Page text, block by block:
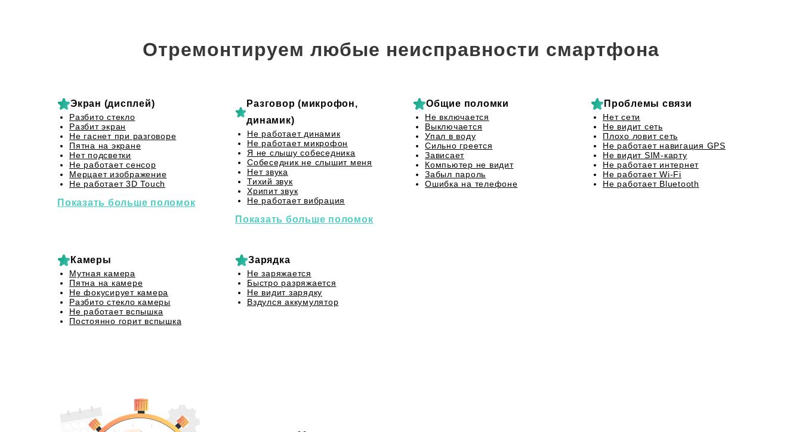
Отремонтируем любые неисправности смартфона
Экран (дисплей)
Разбито стекло
Разбит экран
Не гаснет при разговоре
Пятна на экране
Нет подсветки
Не работает сенсор
Мерцает изображение
Не работает 3D Touch
Показать больше поломок
Разговор (микрофон,
динамик)
Не работает динамик
Не работает микрофон
Я не слышу собеседника
Собеседник не слышит меня
Нет звука
Тихий звук
Хрипит звук
Не работает вибрация
Показать больше поломок
Общие поломки
Не включается
Выключается
Упал в воду
Сильно греется
Зависает
Компьютер не видит
Забыл пароль
Ошибка на телефоне
Проблемы связи
Нет сети
Не видит сеть
Плохо ловит сеть
Не работает навигация GPS
Не видит SIM-карту
Не работает интернет
Не работает Wi-Fi
Не работает Bluetooth
Камеры
Мутная камера
Пятна на камере
Не фокусирует камера
Разбито стекло камеры
Не работает вспышка
Постоянно горит вспышка
Зарядка
Не заряжается
Быстро разряжается
Не видит зарядку
Вздулся аккумулятор